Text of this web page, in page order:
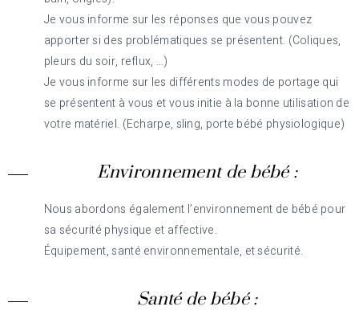
Je vous informe sur les réponses que vous pouvez
apporter si des problématiques se présentent. (Coliques,
pleurs du soir, reflux, …)
Je vous informe sur les différents modes de portage qui
se présentent à vous et vous initie à la bonne utilisation de
votre matériel. (Echarpe, sling, porte bébé physiologique)
Environnement de bébé :
Nous abordons également l’environnement de bébé pour
sa sécurité physique et affective.
Équipement, santé environnementale, et sécurité.
Santé de bébé :